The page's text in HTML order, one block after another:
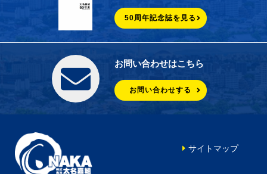
50周年記念誌を見る
お問い合わせはこちら
お問い合わせする
サイトマップ